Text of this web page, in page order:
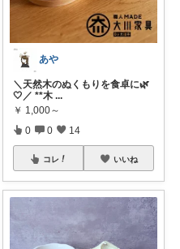
あや
＼天然木のぬくもりを食卓に🌿
🤍／ **木 ...
￥ 1,000～
0 0 14
コレ いいね